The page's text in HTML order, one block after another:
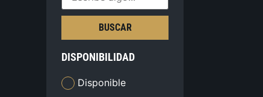
BUSCAR
DISPONIBILIDAD
Disponible